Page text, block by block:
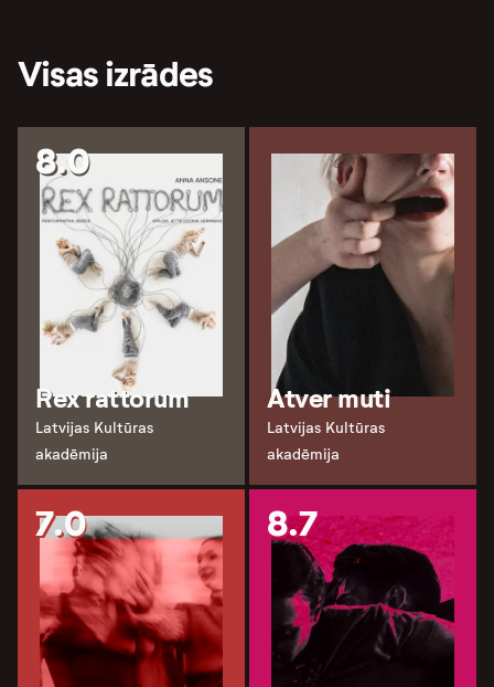
Visas izrādes
8.0
Rex rattorum
Latvijas Kultūras
akadēmija
Atver muti
Latvijas Kultūras
akadēmija
7.0 8.7